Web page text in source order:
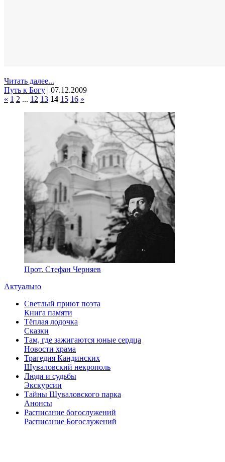
Читать далее...
Путь к Богу | 07.12.2009
« 1 2 ... 12 13 14 15 16 »
Прот. Стефан Черняев
Актуально
Светлый приют поэта
Книга памяти
Тёплая лодочка
Сказки
Там, где зажигаются юные сердца
Новости храма
Трагедия Кандинских
Шуваловский некрополь
Люди и судьбы
Экскурсии
Тайны Шуваловского парка
Анонсы
Расписание богослужений
Расписание Богослужений